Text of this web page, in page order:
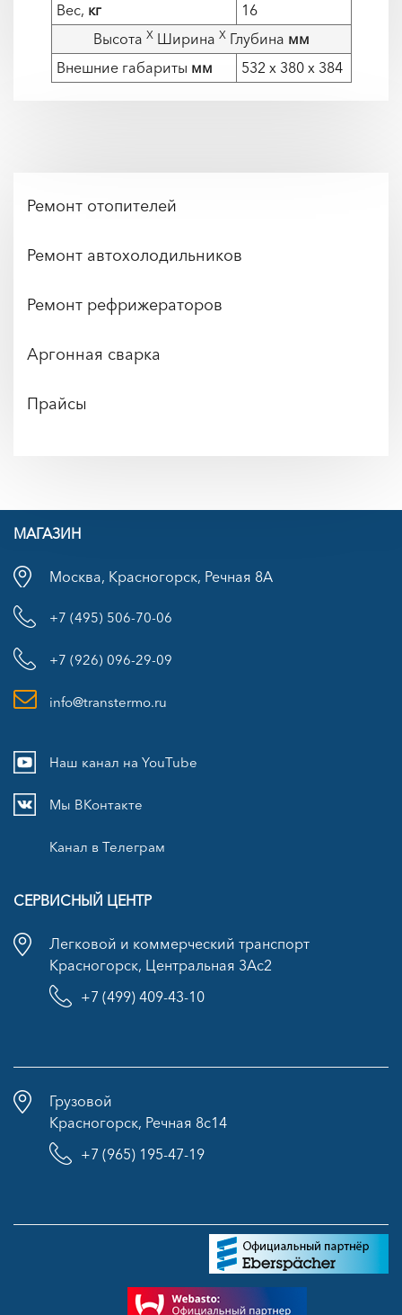
Вес, кг
16
Высота ХШирина ХГлубина мм
Внешние габариты мм 532 х 380 х 384
Ремонт отопителей
Ремонт автохолодильников
Ремонт рефрижераторов
Аргонная сварка
Прайсы
МАГАЗИН
Москва, Красногорск, Речная 8А
+7 (495) 506-70-06
+7 (926) 096-29-09
info@transtermo.ru
Наш канал на YouTube
Мы ВКонтакте
Канал в Телеграм
СЕРВИСНЫЙ ЦЕНТР
Легковой и коммерческий транспорт
Красногорск, Центральная 3Ас2
+7 (499) 409-43-10
Грузовой
Красногорск, Речная 8с14
+7 (965) 195-47-19